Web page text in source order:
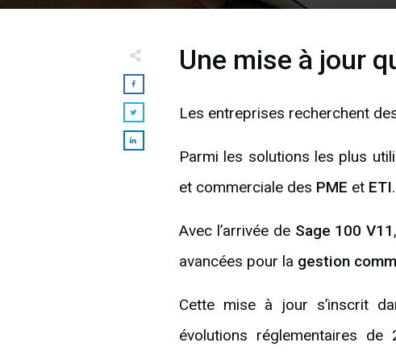
Une mise à jour
Les entreprises recherchent
Parmi les solutions les plus
et commerciale des PME et ETI.
Avec l’arrivée de Sage 100 V11
avancées pour la gestion
Cette mise à jour s’inscrit
évolutions réglementaires